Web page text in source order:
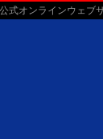
式オンラインウェブ